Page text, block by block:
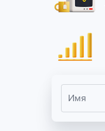
Имя